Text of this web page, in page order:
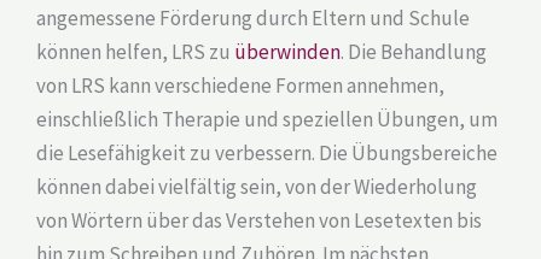
angemessene Förderung durch Eltern und Schule
können helfen, LRS zu überwinden. Die Behandlung
von LRS kann verschiedene Formen annehmen,
einschließlich Therapie und speziellen Übungen, um
die Lesefähigkeit zu verbessern. Die Übungsbereiche
können dabei vielfältig sein, von der Wiederholung
von Wörtern über das Verstehen von Lesetexten bis